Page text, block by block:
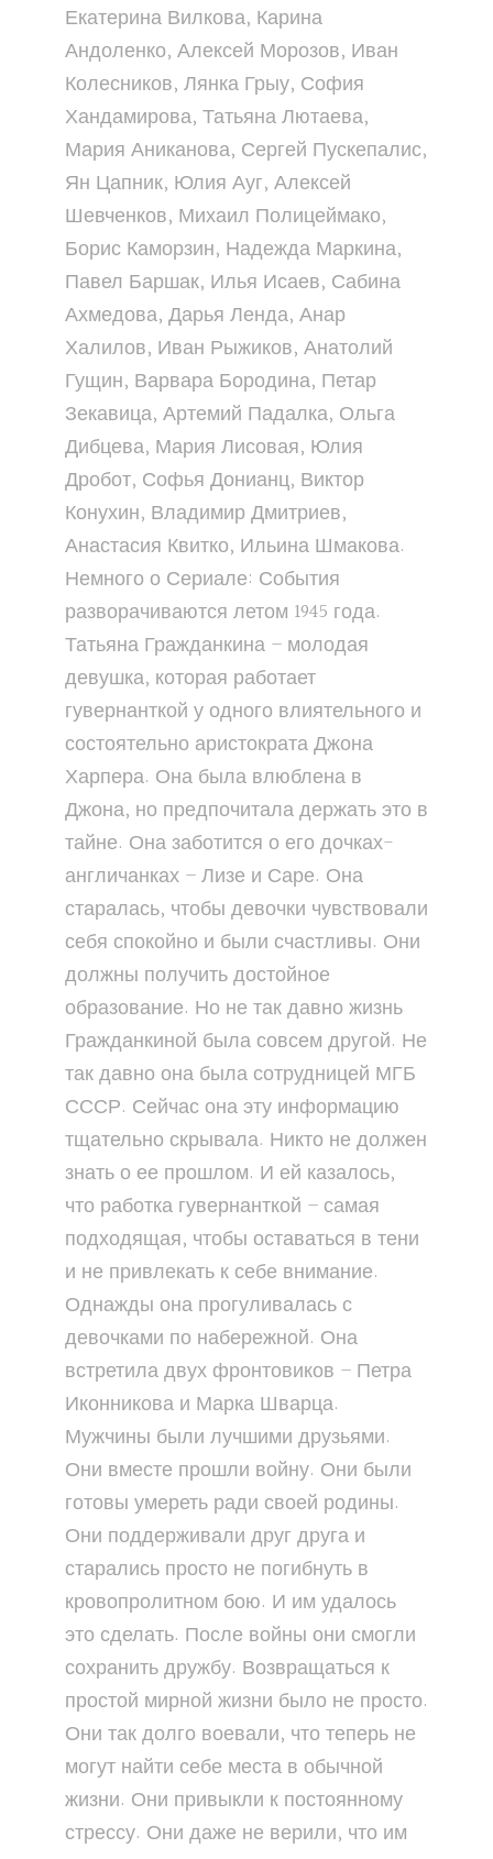
Екатерина Вилкова, Карина
Андоленко, Алексей Морозов, Иван
Колесников, Лянка Грыу, София
Хандамирова, Татьяна Лютаева,
Мария Аниканова, Сергей Пускепалис,
Ян Цапник, Юлия Ауг, Алексей
Шевченков, Михаил Полицеймако,
Борис Каморзин, Надежда Маркина,
Павел Баршак, Илья Исаев, Сабина
Ахмедова, Дарья Ленда, Анар
Халилов, Иван Рыжиков, Анатолий
Гущин, Варвара Бородина, Петар
Зекавица, Артемий Падалка, Ольга
Дибцева, Мария Лисовая, Юлия
Дробот, Софья Донианц, Виктор
Конухин, Владимир Дмитриев,
Анастасия Квитко, Ильина Шмакова.
Немного о Сериале: События
разворачиваются летом 1945 года.
Татьяна Гражданкина – молодая
девушка, которая работает
гувернанткой у одного влиятельного и
состоятельно аристократа Джона
Харпера. Она была влюблена в
Джона, но предпочитала держать это в
тайне. Она заботится о его дочках-
англичанках – Лизе и Саре. Она
старалась, чтобы девочки чувствовали
себя спокойно и были счастливы. Они
должны получить достойное
образование. Но не так давно жизнь
Гражданкиной была совсем другой. Не
так давно она была сотрудницей МГБ
СССР. Сейчас она эту информацию
тщательно скрывала. Никто не должен
знать о ее прошлом. И ей казалось,
что работка гувернанткой – самая
подходящая, чтобы оставаться в тени
и не привлекать к себе внимание.
Однажды она прогуливалась с
девочками по набережной. Она
встретила двух фронтовиков – Петра
Иконникова и Марка Шварца.
Мужчины были лучшими друзьями.
Они вместе прошли войну. Они были
готовы умереть ради своей родины.
Они поддерживали друг друга и
старались просто не погибнуть в
кровопролитном бою. И им удалось
это сделать. После войны они смогли
сохранить дружбу. Возвращаться к
простой мирной жизни было не просто.
Они так долго воевали, что теперь не
могут найти себе места в обычной
жизни. Они привыкли к постоянному
стрессу. Они даже не верили, что им